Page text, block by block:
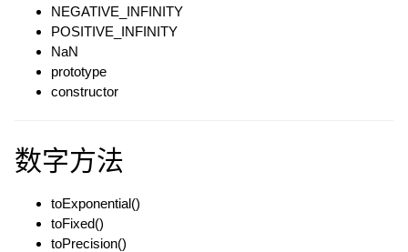
NEGATIVE_INFINITY
POSITIVE_INFINITY
NaN
prototype
constructor
数字方法
toExponential()
toFixed()
toPrecision()